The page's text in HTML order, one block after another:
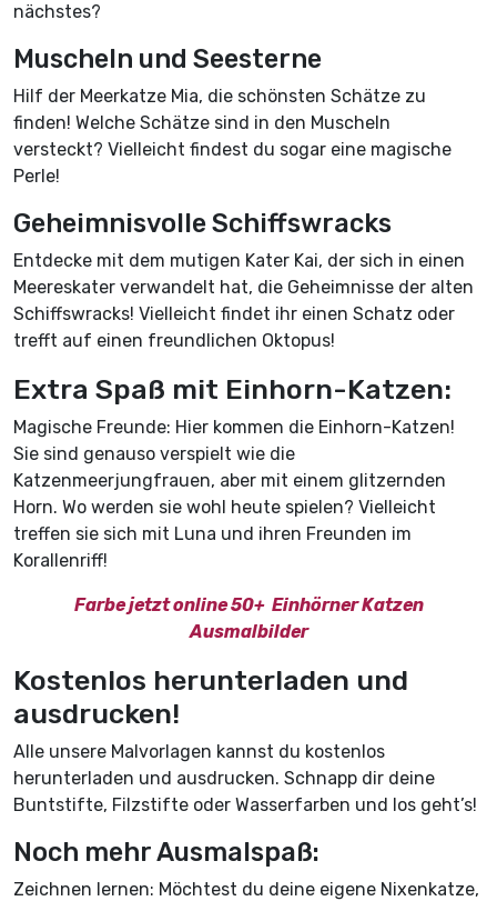
nächstes?
Muscheln und Seesterne
Hilf der Meerkatze Mia, die schönsten Schätze zu
finden! Welche Schätze sind in den Muscheln
versteckt? Vielleicht findest du sogar eine magische
Perle!
Geheimnisvolle Schiffswracks
Entdecke mit dem mutigen Kater Kai, der sich in einen
Meereskater verwandelt hat, die Geheimnisse der alten
Schiffswracks! Vielleicht findet ihr einen Schatz oder
trefft auf einen freundlichen Oktopus!
Extra Spaß mit Einhorn-Katzen:
Magische Freunde: Hier kommen die Einhorn-Katzen!
Sie sind genauso verspielt wie die
Katzenmeerjungfrauen, aber mit einem glitzernden
Horn. Wo werden sie wohl heute spielen? Vielleicht
treffen sie sich mit Luna und ihren Freunden im
Korallenriff!
Farbe jetzt online 50+ Einhörner Katzen
Ausmalbilder
Kostenlos herunterladen und
ausdrucken!
Alle unsere Malvorlagen kannst du kostenlos
herunterladen und ausdrucken. Schnapp dir deine
Buntstifte, Filzstifte oder Wasserfarben und los geht’s!
Noch mehr Ausmalspaß:
Zeichnen lernen: Möchtest du deine eigene Nixenkatze,